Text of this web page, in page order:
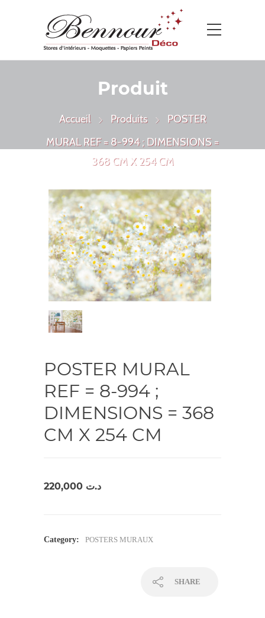
Produit
Accueil Produits
POSTER
MURAL REF = 8-994 ; DIMENSIONS =
368 CM X 254 CM
POSTER MURAL
REF = 8-994 ;
DIMENSIONS = 368
CM X 254 CM
د.ت
Category: POSTERS MURAUX
SHARE